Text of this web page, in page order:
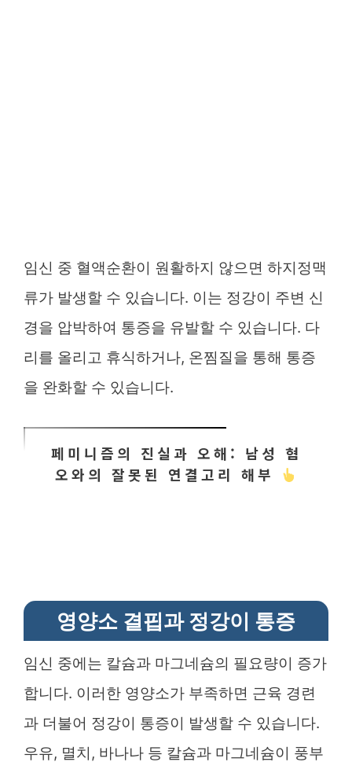
임신 중 혈액순환이 원활하지 않으면 하지정맥
류가 발생할 수 있습니다. 이는 정강이 주변 신
경을 압박하여 통증을 유발할 수 있습니다. 다
리를 올리고 휴식하거나, 온찜질을 통해 통증
을 완화할 수 있습니다.
페미니즘의 진실과 오해: 남성 혐
오와의 잘못된 연결고리 해부
영양소 결핍과 정강이 통증
임신 중에는 칼슘과 마그네슘의 필요량이 증가
합니다. 이러한 영양소가 부족하면 근육 경련
과 더불어 정강이 통증이 발생할 수 있습니다.
우유, 멸치, 바나나 등 칼슘과 마그네슘이 풍부